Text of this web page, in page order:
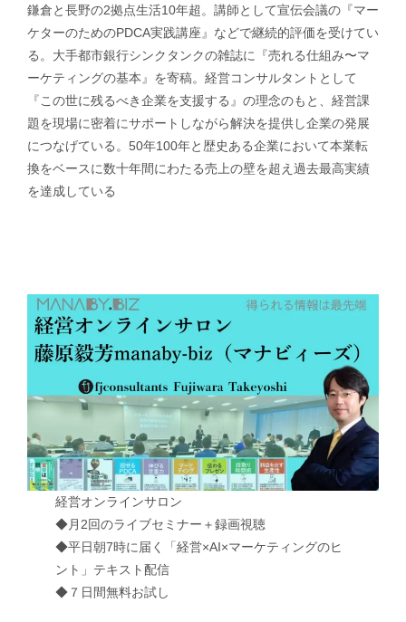
鎌倉と長野の2拠点生活10年超。講師として宣伝会議の『マー
ケターのためのPDCA実践講座』などで継続的評価を受けてい
る。大手都市銀行シンクタンクの雑誌に『売れる仕組み〜マ
ーケティングの基本』を寄稿。経営コンサルタントとして
『この世に残るべき企業を支援する』の理念のもと、経営課
題を現場に密着にサポートしながら解決を提供し企業の発展
につなげている。50年100年と歴史ある企業において本業転
換をベースに数十年間にわたる売上の壁を超え過去最高実績
を達成している
経営オンラインサロン
◆月2回のライブセミナー＋録画視聴
◆平日朝7時に届く「経営×AI×マーケティングのヒ
ント」テキスト配信
◆７日間無料お試し